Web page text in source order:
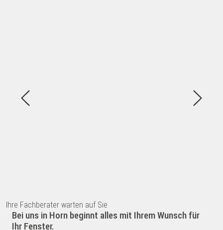
Bei uns in Horn beginnt alles mit Ihrem Wunsch für
Ihr Fenster.
Ihre Fachberater warten auf Sie